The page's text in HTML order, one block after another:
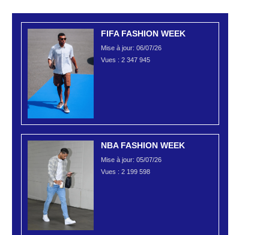
FIFA FASHION WEEK
Mise à jour: 06/07/26
Vues : 2 347 945
NBA FASHION WEEK
Mise à jour: 05/07/26
Vues : 2 199 598